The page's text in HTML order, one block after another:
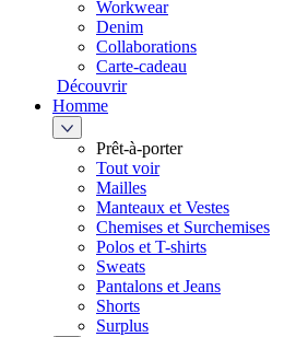
Workwear
Denim
Collaborations
Carte-cadeau
Découvrir
Homme
Prêt-à-porter
Tout voir
Mailles
Manteaux et Vestes
Chemises et Surchemises
Polos et T-shirts
Sweats
Pantalons et Jeans
Shorts
Surplus